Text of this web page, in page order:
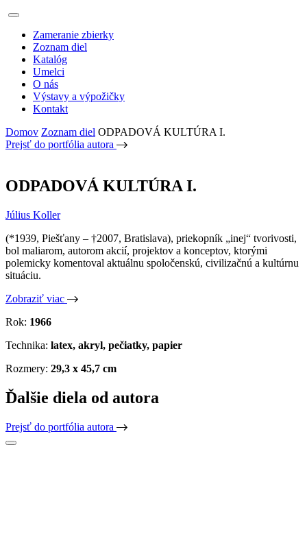
Zameranie zbierky
Zoznam diel
Katalóg
Umelci
O nás
Výstavy a výpožičky
Kontakt
Domov Zoznam diel ODPADOVÁ KULTÚRA I.
Prejsť do portfólia autora
ODPADOVÁ KULTÚRA I.
Július Koller
(*1939, Piešťany – †2007, Bratislava), priekopník „inej“ tvorivosti,
bol maliarom, autorom akcií, projektov a konceptov, ktorými
polemicky komentoval aktuálnu spoločenskú, civilizačnú a kultúrnu
situáciu.
Zobraziť viac
Rok: 1966
Technika: latex, akryl, pečiatky, papier
Rozmery: 29,3 x 45,7 cm
Ďalšie diela od autora
Prejsť do portfólia autora